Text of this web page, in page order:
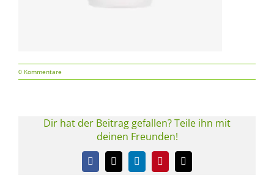
0 Kommentare
Dir hat der Beitrag gefallen? Teile ihn mit
deinen Freunden!
Facebook
X LinkedInPinterest
E-
Mail